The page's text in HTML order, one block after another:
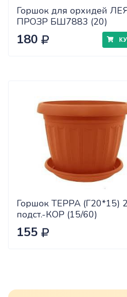
Горшок для орхидей
ПРОЗР БШ7883 (20)
180
Горшок ТЕРРА (Г20*15)
подст.-КОР (15/60)
155